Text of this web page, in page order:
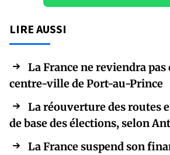
LIRE AUSSI
La France ne reviendra pas
centre-ville de Port-au-Prince
La réouverture des routes
de base des élections, selon
La France suspend son